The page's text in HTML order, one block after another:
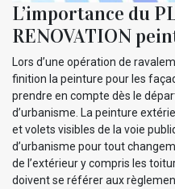
L’importance du
RENOVATION
Lors d’une opération de
finition la peinture pour les
prendre en compte dès le
d’urbanisme. La peinture
et volets visibles de la voie
d’urbanisme pour tout
de l’extérieur y compris les
doivent se référer aux